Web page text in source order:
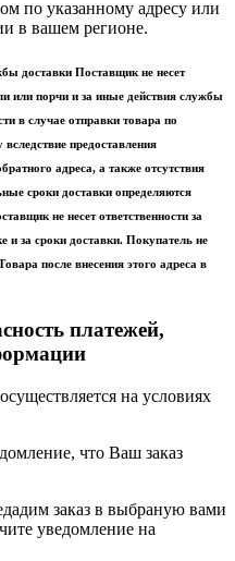
по указанному адресу или
в вашем регионе.
доставки Поставщик не несет
или порчи и за иные действия службы
в случае отправки товара по
предоставления
адреса, а также отсутствия
сроки доставки определяются
не несет ответственности за
и за сроки доставки. Покупатель не
после внесения этого адреса в
платежей,
на условиях
что Ваш заказ
заказ в выбраную вами
уведомление на